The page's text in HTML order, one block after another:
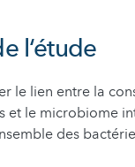
l‘étude
le lien entre la
et le microbiome
des